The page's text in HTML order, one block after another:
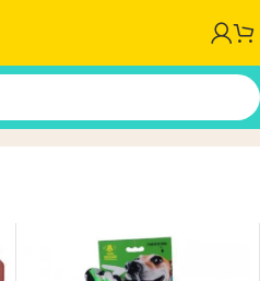
Inicio/Producto